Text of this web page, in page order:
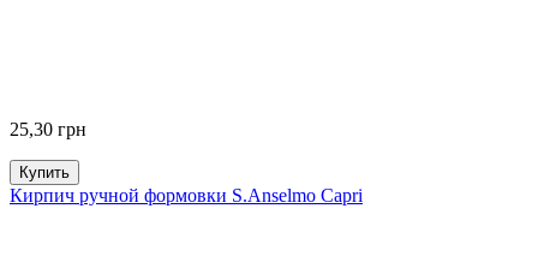
25,30 грн
Купить
Кирпич ручной формовки S.Anselmo Capri